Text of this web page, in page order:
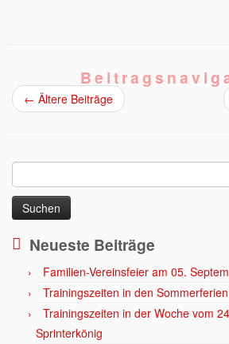
← Ältere Beiträge
Suchen
nach:
Neueste Beiträge
Familien-Vereinsfeier am 05.
Trainingszeiten in den Sommerferien
Trainingszeiten in der Woche vom
Sprinterkönig